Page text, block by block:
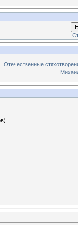
Отечественные